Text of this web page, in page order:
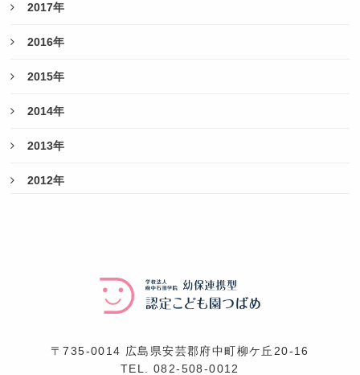
2017年
2016年
2015年
2014年
2013年
2012年
〒735-0014 広島県安芸郡府中町柳ケ丘20-16
TEL.082-508-0012